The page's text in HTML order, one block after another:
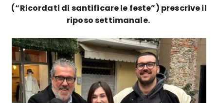
(“Ricordati di santificare le feste”) prescrive il
riposo settimanale.